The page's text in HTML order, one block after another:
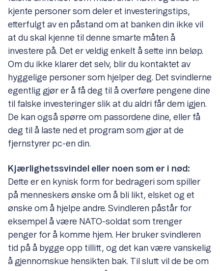
kjente personer som deler et investeringstips,
etterfulgt av en påstand om at banken din ikke vil
at du skal kjenne til denne smarte måten å
investere på. Det er veldig enkelt å sette inn beløp.
Om du ikke klarer det selv, blir du kontaktet av
hyggelige personer som hjelper deg. Det svindlerne
egentlig gjør er å få deg til å overføre pengene dine
til falske investeringer slik at du aldri får dem igjen.
De kan også spørre om passordene dine, eller få
deg til å laste ned et program som gjør at de
fjernstyrer pc-en din.
Kjærlighetssvindel eller noen som er i nød:
Dette er en kynisk form for bedrageri som spiller
på menneskers ønske om å bli likt, elsket og et
ønske om å hjelpe andre. Svindleren påstår for
eksempel å være NATO-soldat som trenger
penger for å komme hjem. Her bruker svindleren
tid på å bygge opp tillitt, og det kan være vanskelig
å gjennomskue hensikten bak. Til slutt vil de be om